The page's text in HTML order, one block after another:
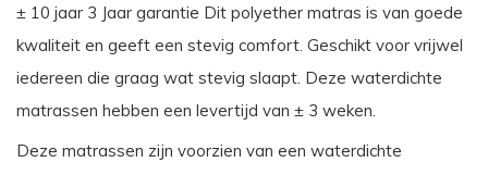
± 10 jaar 3 Jaar garantie Dit polyether matras is van goede
kwaliteit en geeft een stevig comfort. Geschikt voor vrijwel
iedereen die graag wat stevig slaapt. Deze waterdichte
matrassen hebben een levertijd van ± 3 weken.
Deze matrassen zijn voorzien van een waterdichte